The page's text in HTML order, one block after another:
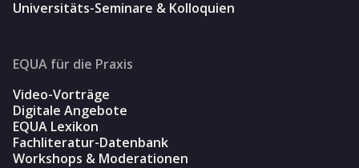
Universitäts-Seminare & Kolloquien
EQUA für die Praxis
Video-Vorträge
Digitale Angebote
EQUA Lexikon
Fachliteratur-Datenbank
Workshops & Moderationen